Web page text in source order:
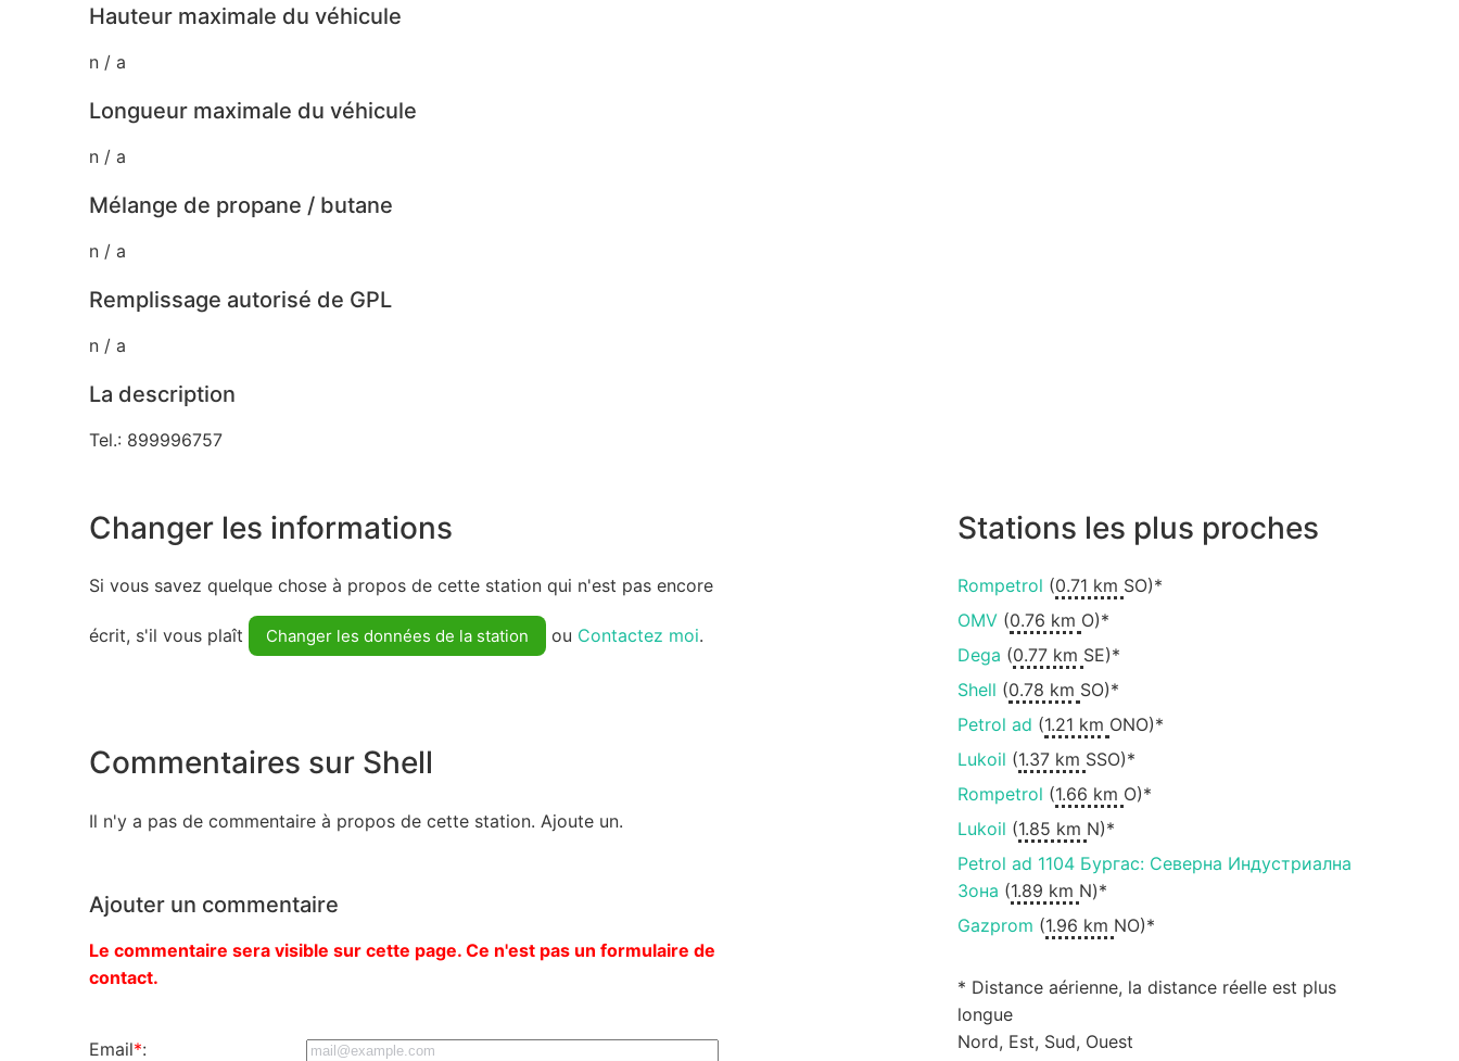
Hauteur maximale du véhicule
n / a
Longueur maximale du véhicule
n / a
Mélange de propane / butane
n / a
Remplissage autorisé de GPL
n / a
La description
Tel.: 899996757
Changer les informations
Si vous savez quelque chose à propos de cette station qui n'est pas encore
écrit, s'il vous plaît Changer les données de la station ou Contactez moi.
Commentaires sur Shell
Il n'y a pas de commentaire à propos de cette station. Ajoute un.
Ajouter un commentaire
Le commentaire sera visible sur cette page. Ce n'est pas un formulaire de
contact.
Email*:
Stations les plus proches
Rompetrol (0.71 km SO)*
OMV(0.76 km O)*
Dega (0.77 km SE)*
Shell (0.78 km SO)*
Petrol ad (1.21 km ONO)*
Lukoil (1.37 km SSO)*
Rompetrol (1.66 km O)*
Lukoil (1.85 km N)*
Petrol ad 1104 Бургас: Северна Индустриална
Зона (1.89 km N)*
Gazprom (1.96 km NO)*
* Distance aérienne, la distance réelle est plus
longue
Nord, Est, Sud, Ouest